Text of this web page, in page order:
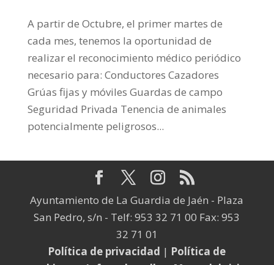
A partir de Octubre, el primer martes de
cada mes, tenemos la oportunidad de
realizar el reconocimiento médico periódico
necesario para: Conductores Cazadores
Grúas fijas y móviles Guardas de campo
Seguridad Privada Tenencia de animales
potencialmente peligrosos...
Ayuntamiento de La Guardia de Jaén - Plaza
San Pedro, s/n - Telf: 953 32 71 00 Fax: 953
32 71 01
Política de privacidad | Política de